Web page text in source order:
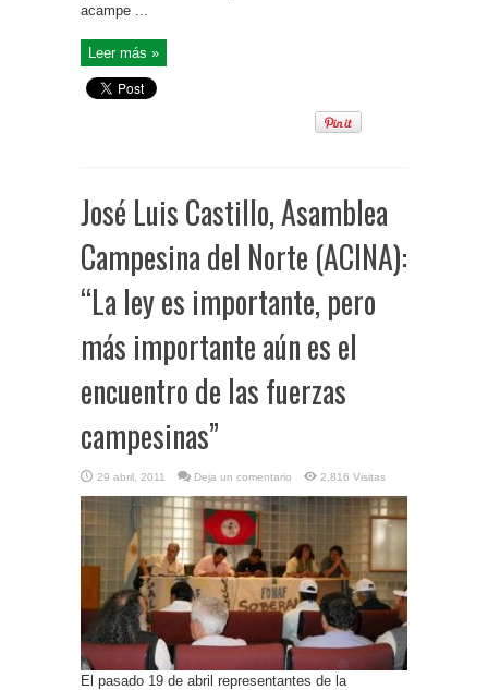
acampe ...
Leer más »
José Luis Castillo, Asamblea
Campesina del Norte (ACINA):
“La ley es importante, pero
más importante aún es el
encuentro de las fuerzas
campesinas”
29 abril, 2011 Deja un comentario 2,816 Visitas
El pasado 19 de abril representantes de la